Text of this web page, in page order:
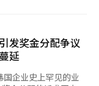
窗防热但蚊子会进来
供应链问题导致延
构调整将加速。关于
以预测具体时间。※
奖金制度、取消上限
，工资和补偿应通过
和施压企业高管个
将家庭生活空间变为
担忧。一些股东团
发奖金分配争议
延
企业史上罕见的业